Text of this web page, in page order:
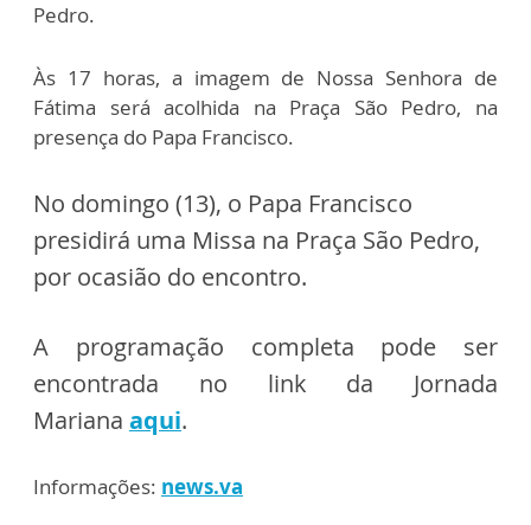
Pedro.
Às 17 horas, a imagem de Nossa Senhora de
Fátima será acolhida na Praça São Pedro, na
presença do Papa Francisco.
No domingo (13), o Papa Francisco
presidirá uma Missa na Praça São Pedro,
por ocasião do encontro.
A programação completa pode ser
encontrada no link da Jornada
Mariana aqui.
Informações: news.va